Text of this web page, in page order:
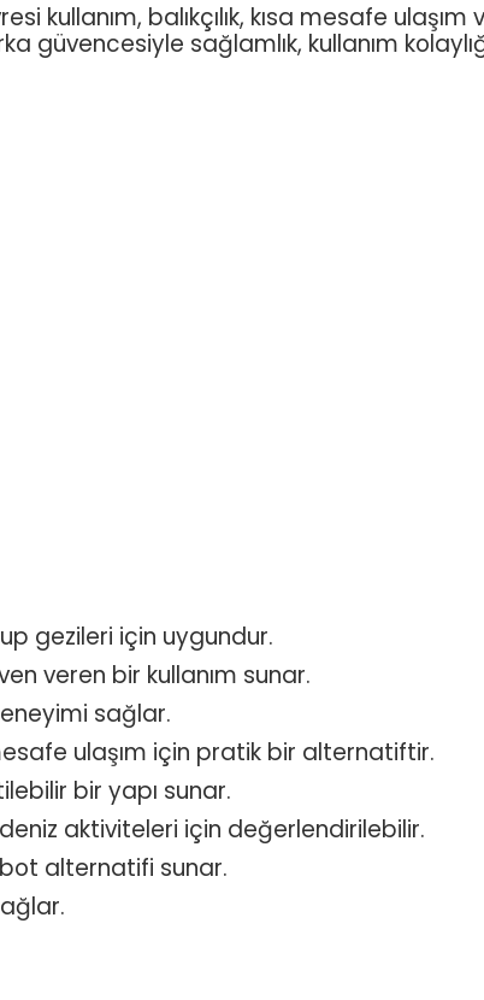
kullanım, balıkçılık, kısa mesafe
sağlamlık, kullanım
gezileri için uygundur.
veren bir kullanım sunar.
sağlar.
ulaşım için pratik bir alternatiftir.
bir yapı sunar.
deniz aktiviteleri için değerlendirilebilir.
alternatifi sunar.